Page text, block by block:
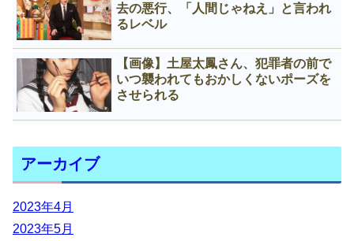
去の悪行、「人間じゃねえ」と言われ
るレベル
【画像】土屋太鳳さん、犯罪者の前で
いつ襲われてもおかしくないポーズを
させられる
アーカイブ
2023年4月
2023年5月